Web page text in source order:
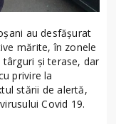
au desfăşurat
mărite, în zonele
și terase, dar
privire la
stării de alertă,
Covid 19.